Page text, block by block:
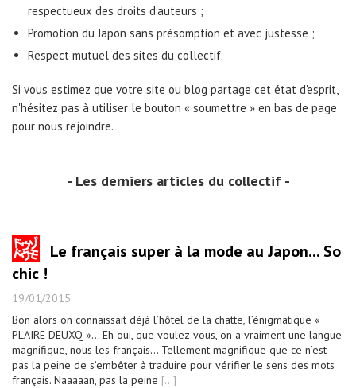
respectueux des droits d'auteurs ;
Promotion du Japon sans présomption et avec justesse ;
Respect mutuel des sites du collectif.
Si vous estimez que votre site ou blog partage cet état d'esprit,
n'hésitez pas à utiliser le bouton « soumettre » en bas de page
pour nous rejoindre.
Les derniers articles du collectif
Le français super à la mode au Japon... So
chic !
19/01/2015
Bon alors on connaissait déjà l’hôtel de la chatte, l’énigmatique «
PLAIRE DEUXQ »... Eh oui, que voulez-vous, on a vraiment une langue
magnifique, nous les français… Tellement magnifique que ce n’est
pas la peine de s’embêter à traduire pour vérifier le sens des mots
français. Naaaaan, pas la peine [...]